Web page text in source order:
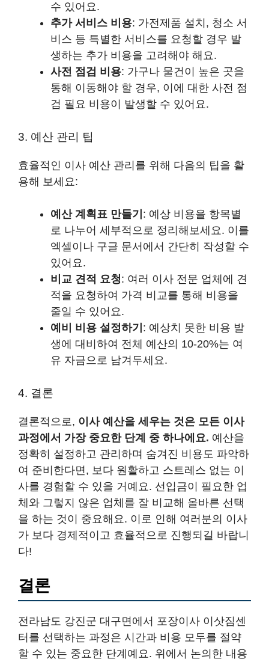
수 있어요.
추가 서비스 비용: 가전제품 설치, 청소 서
비스 등 특별한 서비스를 요청할 경우 발
생하는 추가 비용을 고려해야 해요.
사전 점검 비용: 가구나 물건이 높은 곳을
통해 이동해야 할 경우, 이에 대한 사전 점
검 필요 비용이 발생할 수 있어요.
3. 예산 관리 팁
효율적인 이사 예산 관리를 위해 다음의 팁을 활
용해 보세요:
예산 계획표 만들기 : 예상 비용을 항목별
로 나누어 세부적으로 정리해보세요. 이를
엑셀이나 구글 문서에서 간단히 작성할 수
있어요.
비교 견적 요청: 여러 이사 전문 업체에 견
적을 요청하여 가격 비교를 통해 비용을
줄일 수 있어요.
예비 비용 설정하기 : 예상치 못한 비용 발
생에 대비하여 전체 예산의 10-20%는 여
유 자금으로 남겨두세요.
4. 결론
결론적으로, 이사 예산을 세우는 것은 모든 이사
과정에서 가장 중요한 단계 중 하나에요. 예산을
정확히 설정하고 관리하며 숨겨진 비용도 파악하
여 준비한다면, 보다 원활하고 스트레스 없는 이
사를 경험할 수 있을 거예요. 선입금이 필요한 업
체와 그렇지 않은 업체를 잘 비교해 올바른 선택
을 하는 것이 중요해요. 이로 인해 여러분의 이사
가 보다 경제적이고 효율적으로 진행되길 바랍니
다!
결론
전라남도 강진군 대구면에서 포장이사 이삿짐센
터를 선택하는 과정은 시간과 비용 모두를 절약
할 수 있는 중요한 단계예요. 위에서 논의한 내용